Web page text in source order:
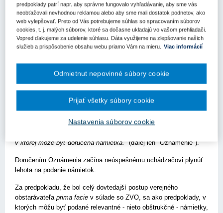
PRAKTICKÁ PROBLEMATIKA -
MODELOVÁ SITUÁCIA A PRÁVNY
POHĽAD
zákona č. 343/2015 Z.z. o verejnom obstarávaní a o zmene a
doplnení niektorých zákonov v z. n. p. (ďalej len "ZVO") sa
uchádzači v oznámení o vyhodnotení ponúk podľa § 55 ods. 2
ZVO dozvedia konečné poradie uchádzačov. Oznámenie zaslané
verejným obstarávateľom neúspešným uchádzačom musí v
zmysle litery predmetného ustanovenia obsahovať"identifikáciu
úspešného uchádzača alebo uchádzačov, informáciu o
v ktorej môže byť doručená námietka."
(ďalej len "Oznámenie").
Doručením Oznámenia začína neúspešnému uchádzačovi plynúť
lehota na podanie námietok.
Za predpokladu, že bol celý dovtedajší postup verejného
obstarávateľa prima facie v súlade so ZVO, sa ako predpoklady, v
ktorých môžu byť podané relevantné - nieto obštrukčné - námietky,
predpoklady patrí napr. aby správne fungovalo vyhľadávanie, aby sme vás
neobťažovali nevhodnou reklamou alebo aby sme mali dostatok podnetov, ako
web vylepšovať. Preto od Vás potrebujeme súhlas so spracovaním súborov
cookies, t. j. malých súborov, ktoré sa dočasne ukladajú vo vašom prehliadači.
Vopred ďakujeme za udelenie súhlasu. Dáta využijeme na zlepšovanie našich
služieb a prispôsobenie obsahu webu priamo Vám na mieru.
Viac informácií
Nastavenia súborov cookie
Odmietnut nepovinné súbory cookie
Prijať všetky súbory cookie